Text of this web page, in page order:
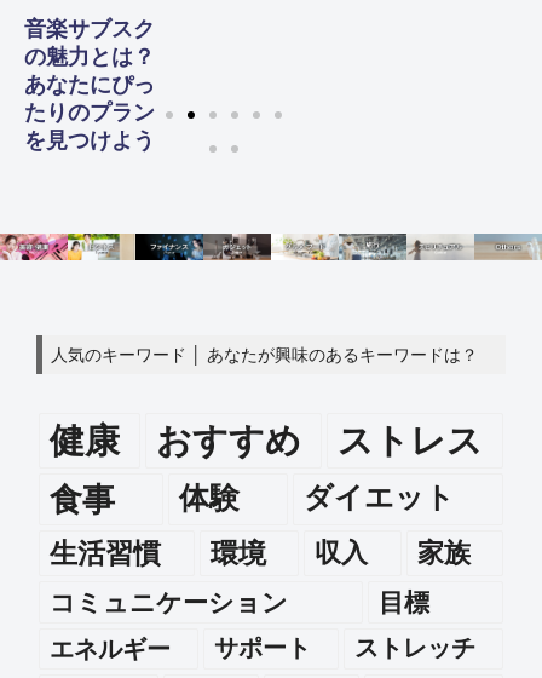
音楽サブスク
の魅力とは？
あなたにぴっ
たりのプラン
を見つけよう
人気のキーワード │ あなたが興味のあるキーワードは？
健康 おすすめ ストレス
食事 体験
ダイエット
生活習慣
環境 収入 家族
コミュニケーション
目標
エネルギー
サポート
ストレッチ